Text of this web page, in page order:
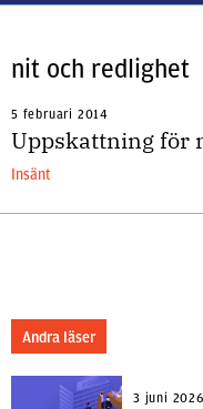
nit och redlighet
5 februari 2014
Uppskattning för
Insänt
Andra läser
3 juni 2026